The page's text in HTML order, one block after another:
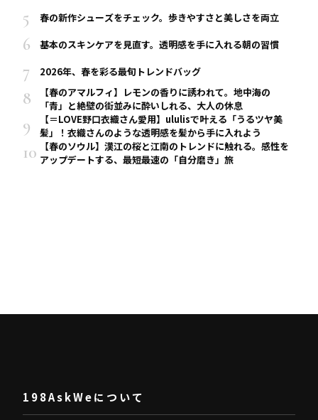
春の新作シューズをチェック。歩きやすさと美しさを両立
基本のスキンケアを見直す。透明感を手に入れる朝の習慣
2026年、春を彩る最旬トレンドバッグ
【春のアマルフィ】レモンの香りに誘われて。地中海の
「青」と絶壁の街並みに酔いしれる、大人の休息
【＝LOVE野口衣織さん愛用】ululisで叶える「うるツヤ美
髪」！衣織さんのような透明感を髪から手に入れよう
【春のソウル】漢江の桜と江南のトレンドに触れる。感性を
アップデートする、最短最速の「自分磨き」旅
198AskWeについて